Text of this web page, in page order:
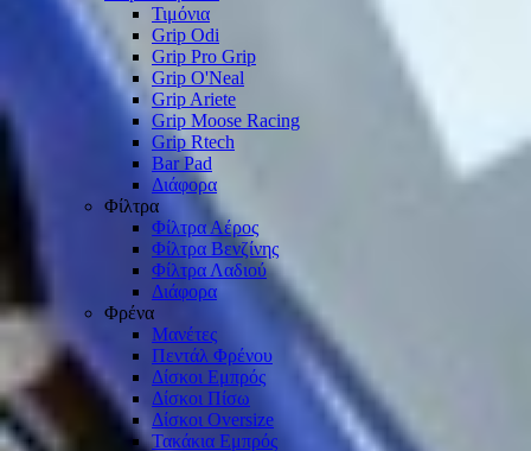
Τιμόνια
Grip Odi
Grip Pro Grip
Grip O'Neal
Grip Ariete
Grip Moose Racing
Grip Rtech
Bar Pad
Διάφορα
Φίλτρα
Φίλτρα Αέρος
Φίλτρα Βενζίνης
Φίλτρα Λαδιού
Διάφορα
Φρένα
Μανέτες
Πεντάλ Φρένου
Δίσκοι Εμπρός
Δίσκοι Πίσω
Δίσκοι Oversize
Τακάκια Εμπρός